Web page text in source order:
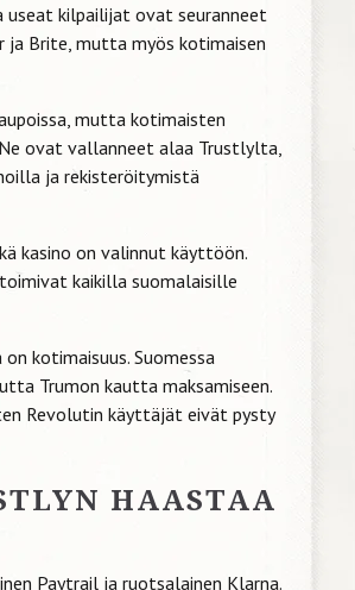
useat kilpailijat ovat seuranneet
Brite, mutta myös kotimaisen
mutta kotimaisten
ovat vallanneet alaa Trustlylta,
ja rekisteröitymistä
kasino on valinnut käyttöön.
kaikilla suomalaisille
kotimaisuus. Suomessa
Trumon kautta maksamiseen.
Revolutin käyttäjät eivät pysty
HAASTAA
Paytrail ja ruotsalainen Klarna.